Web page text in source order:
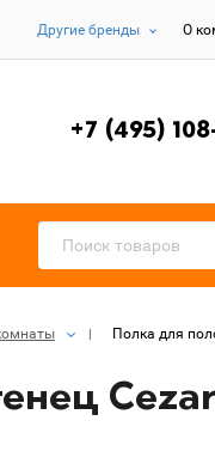
Другие бренды О
+7 (495)
Полка для